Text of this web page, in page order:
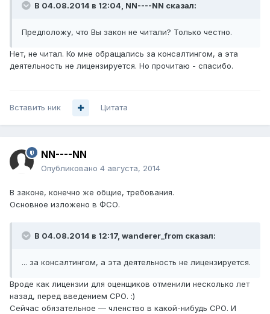
В 04.08.2014 в 12:04, NN----NN сказал:
Предположу, что Вы закон не читали? Только честно.
Нет, не читал. Ко мне обращались за консалтингом, а эта
деятельность не лицензируется. Но прочитаю - спасибо.
Вставить ник Цитата
NN----NN
Опубликовано 4 августа, 2014
В законе, конечно же общие, требования.
Основное изложено в ФСО.
В 04.08.2014 в 12:17, wanderer_from сказал:
... за консалтингом, а эта деятельность не лицензируется.
Вроде как лицензии для оценщиков отменили несколько лет
назад, перед введением СРО. :)
Сейчас обязательное — членство в какой-нибудь СРО. И